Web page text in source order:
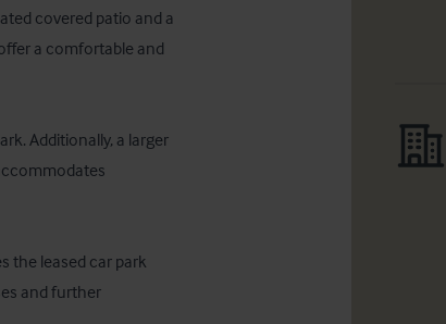
covered patio and a
a comfortable and
Additionally, a larger
the leased car park
and further